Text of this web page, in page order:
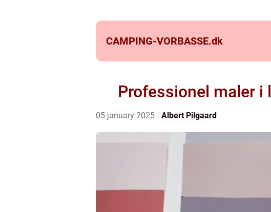
CAMPING-VORBASSE.dk
Professionel maler
05 january 2025 Albert Pilgaard